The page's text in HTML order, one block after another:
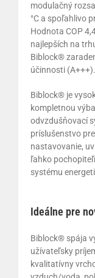
modulačný
°C a spoľahlivo
Hodnota COP
najlepších na
Biblock®
účinnosti (A+++).
Biblock® je
kompletnou
odvzdušňovací
príslušenstvo
nastavovanie,
ľahko
systému
Ideálne pre
Biblock® spája
užívateľsky
kvalitatívny